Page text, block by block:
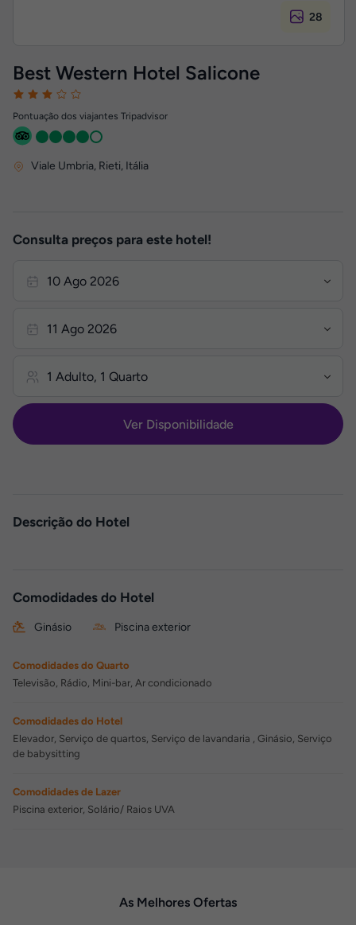
28
Best Western Hotel Salicone
Pontuação dos viajantes Tripadvisor
Viale Umbria, Rieti, Itália
Consulta preços para este hotel!
Ver Disponibilidade
Descrição do Hotel
Comodidades do Hotel
Ginásio Piscina exterior
Comodidades do Quarto
Televisão, Rádio, Mini-bar, Ar condicionado
Comodidades do Hotel
Elevador, Serviço de quartos, Serviço de lavandaria , Ginásio, Serviço
de babysitting
Comodidades de Lazer
Piscina exterior, Solário/ Raios UVA
As Melhores Ofertas